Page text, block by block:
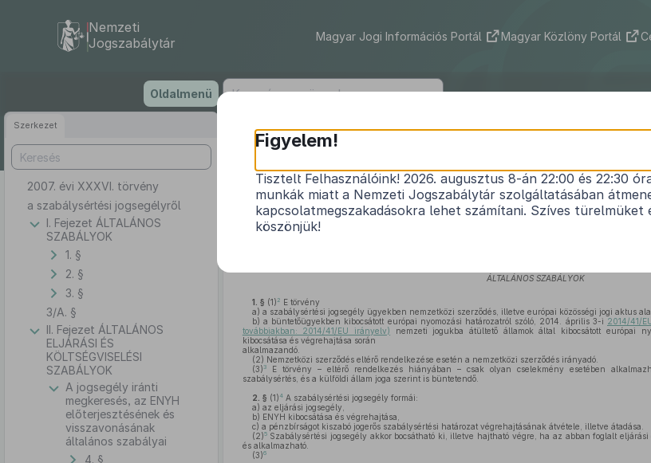
tartalomra
Nemzeti
Jogszabálytár
Magyar Jogi Információs Portál Magyar Közlöny Portál
Oldalmenü
Szerkezet
2007. évi XXXVI. törvény
a szabálysértési jogsegélyről
I. Fejezet ÁLTALÁNOS
SZABÁLYOK
1. §
2. §
3. §
3/A. §
II. Fejezet ÁLTALÁNOS
ELJÁRÁSI ÉS
KÖLTSÉGVISELÉSI
SZABÁLYOK
A jogsegély iránti
megkeresés, az ENYH
előterjesztésének és
visszavonásának
általános szabályai
4. §
2007. évi XXXVI.
a szabálysértési jogsegélyről1
Hatályos: 2025. 02. 19. –
ÁLTALÁNOS SZABÁLYOK
1. § (1) 2 E törvény
a) a szabálysértési jogsegély ügyekben nemzetközi szerződés, illetve európai közösségi jogi aktus
b) a büntetőügyekben kibocsátott európai nyomozási határozatról szóló, 2014. április 3-i 2014/41/
továbbiakban: 2014/41/EU irányelv) nemzeti jogukba átültető államok által kibocsátott európai
kibocsátása és végrehajtása során
alkalmazandó.
(2) Nemzetközi szerződés eltérő rendelkezése esetén a nemzetközi szerződés irányadó.
(3) 3E törvény – eltérő rendelkezés hiányában – csak olyan cselekmény esetében
szabálysértés, és a külföldi állam joga szerint is büntetendő.
2. § (1)4A szabálysértési jogsegély formái:
a) az eljárási jogsegély,
b) ENYH kibocsátása és végrehajtása,
c) a pénzbírságot kiszabó jogerős szabálysértési határozat végrehajtásának átvétele, illetve átadása.
(2)5Szabálysértési jogsegély akkor bocsátható ki, illetve hajtható végre, ha az abban foglalt
és alkalmazható.
(3)6
Figyelem!
Tisztelt Felhasználóink! 2026. augusztus 8-án 22:00 és 22:30
munkák miatt a Nemzeti Jogszabálytár szolgáltatásában
kapcsolatmegszakadásokra lehet számítani. Szíves türelmüket
köszönjük!